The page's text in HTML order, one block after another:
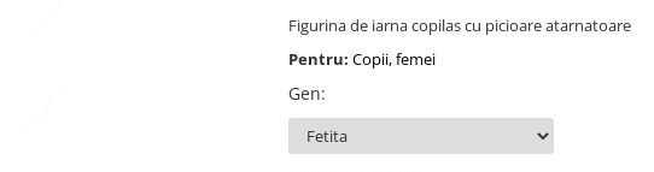
Figurina de iarna copilas cu picioare atarnatoare
Pentru: Copii, femei
Gen: